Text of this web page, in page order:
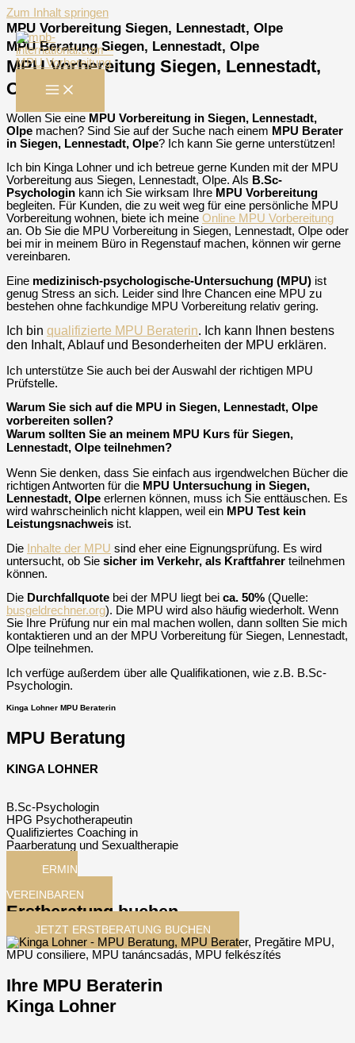
Zum Inhalt springen
MPU Vorbereitung Siegen, Lennestadt, Olpe
MPU Beratung Siegen, Lennestadt, Olpe
MPU Vorbereitung Siegen, Lennestadt,
Olpe
Wollen Sie eine MPU Vorbereitung in Siegen, Lennestadt,
Olpe machen? Sind Sie auf der Suche nach einem MPU Berater
in Siegen, Lennestadt, Olpe? Ich kann Sie gerne unterstützen!
Ich bin Kinga Lohner und ich betreue gerne Kunden mit der MPU
Vorbereitung aus Siegen, Lennestadt, Olpe. Als B.Sc-
Psychologin kann ich Sie wirksam Ihre MPU Vorbereitung
begleiten. Für Kunden, die zu weit weg für eine persönliche MPU
Vorbereitung wohnen, biete ich meine Online MPU Vorbereitung
an. Ob Sie die MPU Vorbereitung in Siegen, Lennestadt, Olpe oder
bei mir in meinem Büro in Regenstauf machen, können wir gerne
vereinbaren.
Eine medizinisch-psychologische-Untersuchung (MPU) ist
genug Stress an sich. Leider sind Ihre Chancen eine MPU zu
bestehen ohne fachkundige MPU Vorbereitung relativ gering.
Ich bin qualifizierte MPU Beraterin. Ich kann Ihnen bestens
den Inhalt, Ablauf und Besonderheiten der MPU erklären.
Ich unterstütze Sie auch bei der Auswahl der richtigen MPU
Prüfstelle.
Warum Sie sich auf die MPU in Siegen, Lennestadt, Olpe
vorbereiten sollen?
Warum sollten Sie an meinem MPU Kurs für Siegen,
Lennestadt, Olpe teilnehmen?
Wenn Sie denken, dass Sie einfach aus irgendwelchen Bücher die
richtigen Antworten für die MPU Untersuchung in Siegen,
Lennestadt, Olpe erlernen können, muss ich Sie enttäuschen. Es
wird wahrscheinlich nicht klappen, weil ein MPU Test kein
Leistungsnachweis ist.
Die Inhalte der MPU sind eher eine Eignungsprüfung. Es wird
untersucht, ob Sie sicher im Verkehr, als Kraftfahrer teilnehmen
können.
Die Durchfallquote bei der MPU liegt bei ca. 50% (Quelle:
busgeldrechner.org). Die MPU wird also häufig wiederholt. Wenn
Sie Ihre Prüfung nur ein mal machen wollen, dann sollten Sie mich
kontaktieren und an der MPU Vorbereitung für Siegen, Lennestadt,
Olpe teilnehmen.
Ich verfüge außerdem über alle Qualifikationen, wie z.B. B.Sc-
Psychologin.
Kinga Lohner MPU Beraterin
MPU Beratung
KINGA LOHNER
B.Sc-Psychologin
HPG Psychotherapeutin
Qualifiziertes Coaching in
Paarberatung und Sexualtherapie
TERMIN
VEREINBAREN
Erstberatung buchen
JETZT ERSTBERATUNG BUCHEN
Ihre MPU Beraterin
Kinga Lohner